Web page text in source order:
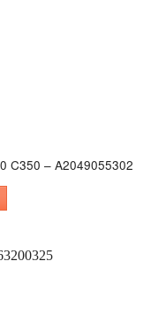
C350 – A2049055302